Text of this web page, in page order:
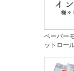
ペーパー
ットロー